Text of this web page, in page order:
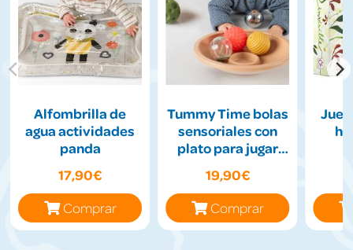
Alfombrilla de
agua actividades
panda
17,90€
Comprar
Tummy Time bolas
sensoriales con
plato para jugar
19,90€
Comprar